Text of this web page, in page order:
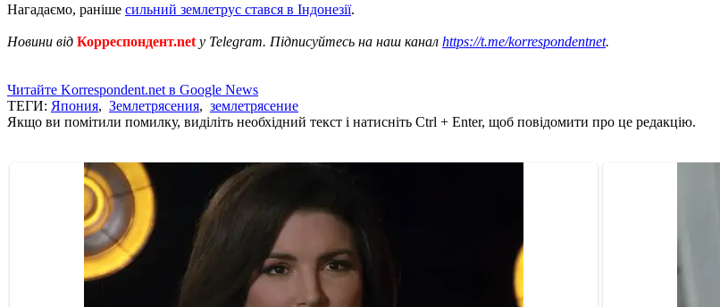
Нагадаємо, раніше сильний землетрус стався в Індонезії.
Новини від Корреспондент.net у Telegram. Підписуйтесь на наш канал https://t.me/korrespondentnet.
Читайте Korrespondent.net в Google News
ТЕГИ: Япония, Землетрясения, землетрясение
Якщо ви помітили помилку, виділіть необхідний текст і натисніть Ctrl + Enter, щоб повідомити про це редакцію.